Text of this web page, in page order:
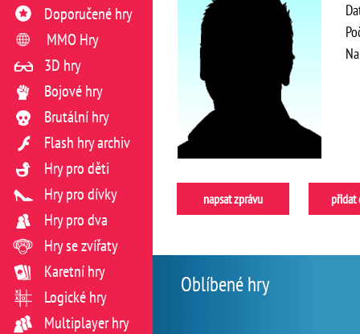
napsat zprávu přidat
Oblíbené hry
Doporučené hry
MMO Hry
3D hry
Bojové hry
Brutální hry
Flash hry archiv
Hry pro děti
Hry pro dívky
Hry pro dva
Hry se zvířaty
Karetní hry
Logické hry
Multiplayer hry